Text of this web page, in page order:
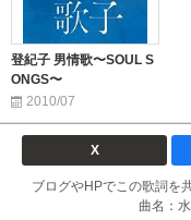
登紀子 男情歌〜SOUL S
ONGS〜
2010/07
X
ブログやHPでこの歌詞を
曲名：